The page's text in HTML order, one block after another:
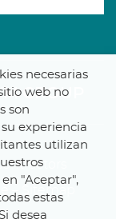
GROUP
– Sitemap
necesarias
web no
son
experiencia
utilizan
"Aceptar",
estas
desea